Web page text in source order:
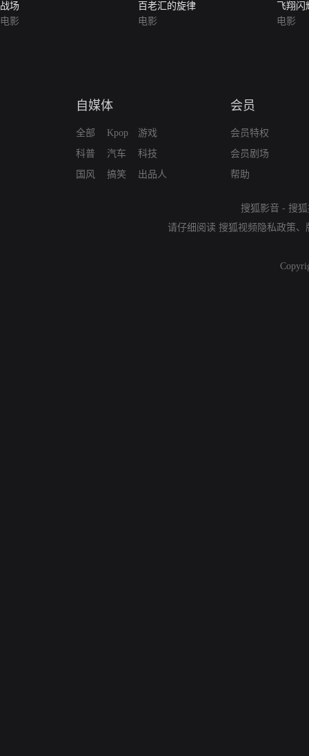
战场
电影
百老汇的旋律
电影
飞翔闪
电影
自媒体
全部
科普
国风
Kpop
汽车
搞笑
游戏
科技
出品人
会员
会员特权
会员剧场
帮助
搜狐影音 - 搜
请仔细阅读 搜狐视频隐私政策、